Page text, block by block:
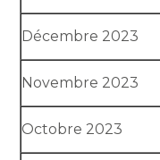
Décembre 2023
Novembre 2023
Octobre 2023